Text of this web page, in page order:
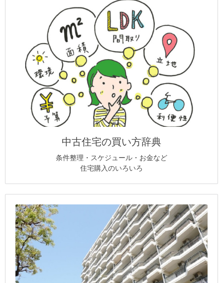
中古住宅の買い方辞典
条件整理・スケジュール・お金など
住宅購入のいろいろ